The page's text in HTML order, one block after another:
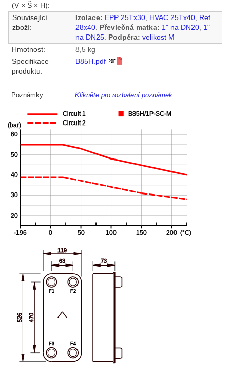
(V × Š × H):
Související
zboží:
Izolace: EPP 25Tx30, HVAC 25Tx40, Ref
28x40. Převlečná matka: 1" na DN20, 1"
na DN25. Podpěra: velikost M
Hmotnost:
8,5 kg
Specifikace
produktu:
B85H.pdf
Poznámky: Klikněte pro rozbalení poznámek